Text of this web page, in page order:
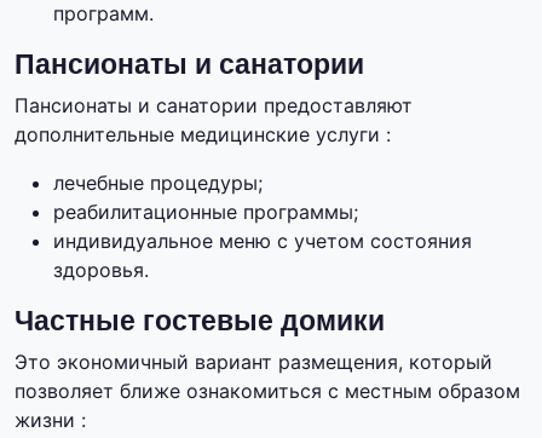
программ.
Пансионаты и санатории
Пансионаты и санатории предоставляют
дополнительные медицинские услуги :
лечебные процедуры;
реабилитационные программы;
индивидуальное меню с учетом состояния
здоровья.
Частные гостевые домики
Это экономичный вариант размещения, который
позволяет ближе ознакомиться с местным образом
жизни :